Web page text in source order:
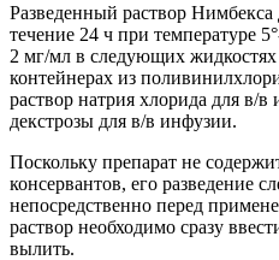
Разведенный раствор
течение 24 ч при температуре
2 мг/мл в следующих жидкостях
контейнерах из
раствор натрия хлорида для в/в
декстрозы для в/в инфузии.
Поскольку препарат не
консервантов, его разведение
непосредственно перед
раствор необходимо сразу
вылить.